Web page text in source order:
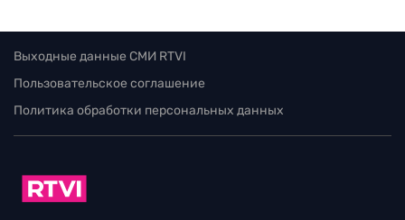
Выходные данные СМИ RTVI
Пользовательское соглашение
Политика обработки персональных данных